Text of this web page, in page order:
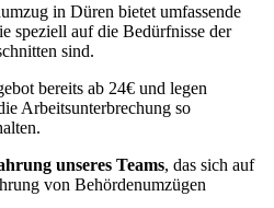
in Düren bietet umfassende
speziell auf die Bedürfnisse der
sind.
bereits ab 24€ und legen
Arbeitsunterbrechung so
unseres Teams, das sich auf
von Behördenumzügen